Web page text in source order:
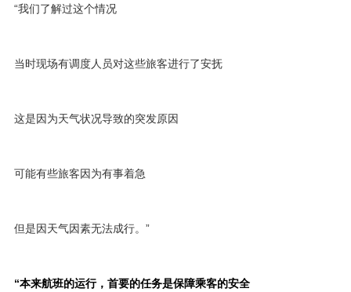
“我们了解过这个情况
当时现场有调度人员对这些旅客进行了安抚
这是因为天气状况导致的突发原因
可能有些旅客因为有事着急
但是因天气因素无法成行。”
“本来航班的运行，首要的任务是保障乘客的安全